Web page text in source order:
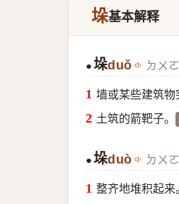
垛基本解释
● 垛duǒ ㄉㄨ
墙或某些建筑
土筑的箭靶子。
● 垛duò ㄉㄨㄛ
整齐地堆积起来